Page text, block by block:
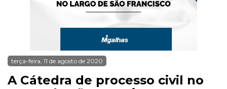
terça-feira, 11 de agosto de 2020
A Cátedra de processo civil no